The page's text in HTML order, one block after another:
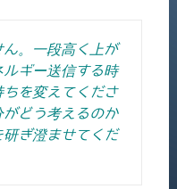
。一段高く上が
ルギー送信する時
ちを変えてくださ
どう考えるのか
研ぎ澄ませてくだ